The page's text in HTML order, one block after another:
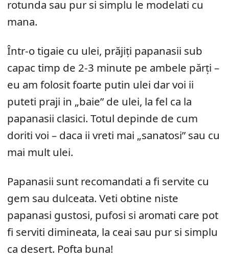
rotunda sau pur si simplu le modelati cu
mana.
Într-o tigaie cu ulei, prăjiți papanasii sub
capac timp de 2-3 minute pe ambele părți –
eu am folosit foarte putin ulei dar voi ii
puteti praji in „baie” de ulei, la fel ca la
papanasii clasici. Totul depinde de cum
doriti voi – daca ii vreti mai „sanatosi” sau cu
mai mult ulei.
Papanasii sunt recomandati a fi servite cu
gem sau dulceata. Veti obtine niste
papanasi gustosi, pufosi si aromati care pot
fi serviti dimineata, la ceai sau pur si simplu
ca desert. Pofta buna!